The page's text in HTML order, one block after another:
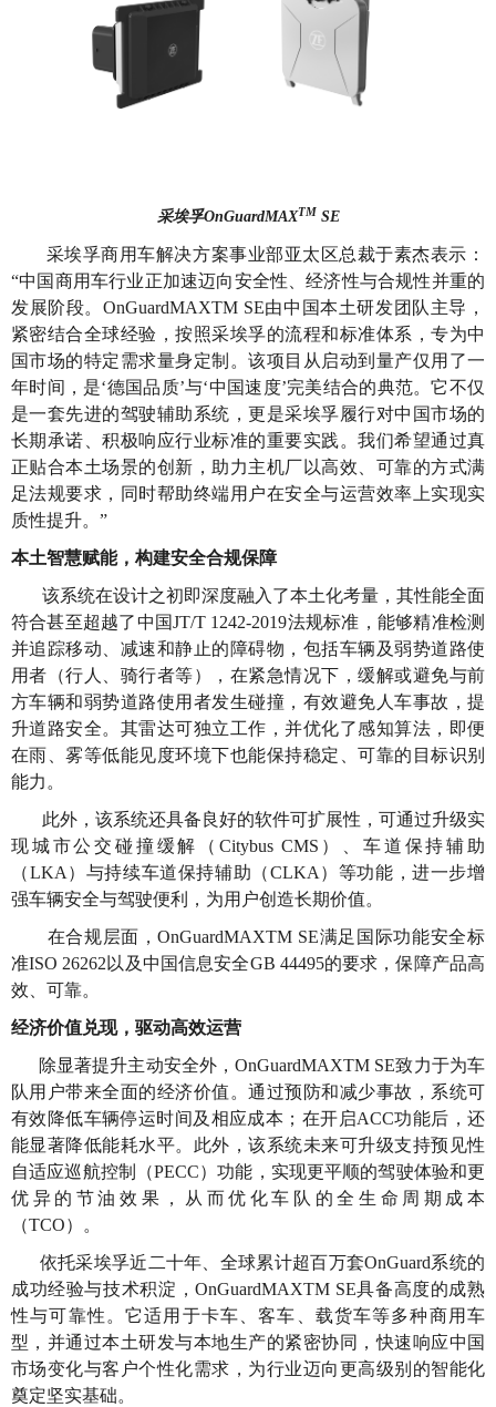
采埃孚OnGuardMAXTM SE
采埃孚商用车解决方案事业部亚太区总裁于素杰表示：
“中国商用车行业正加速迈向安全性、经济性与合规性并重的
发展阶段。OnGuardMAXTM SE由中国本土研发团队主导，
紧密结合全球经验，按照采埃孚的流程和标准体系，专为中
国市场的特定需求量身定制。该项目从启动到量产仅用了一
年时间，是‘德国品质’与‘中国速度’完美结合的典范。它不仅
是一套先进的驾驶辅助系统，更是采埃孚履行对中国市场的
长期承诺、积极响应行业标准的重要实践。我们希望通过真
正贴合本土场景的创新，助力主机厂以高效、可靠的方式满
足法规要求，同时帮助终端用户在安全与运营效率上实现实
质性提升。”
本土智慧赋能，构建安全合规保障
该系统在设计之初即深度融入了本土化考量，其性能全面
符合甚至超越了中国JT/T 1242-2019法规标准，能够精准检测
并追踪移动、减速和静止的障碍物，包括车辆及弱势道路使
用者（行人、骑行者等），在紧急情况下，缓解或避免与前
方车辆和弱势道路使用者发生碰撞，有效避免人车事故，提
升道路安全。其雷达可独立工作，并优化了感知算法，即便
在雨、雾等低能见度环境下也能保持稳定、可靠的目标识别
能力。
此外，该系统还具备良好的软件可扩展性，可通过升级实
现城市公交碰撞缓解（Citybus CMS）、车道保持辅助
（LKA）与持续车道保持辅助（CLKA）等功能，进一步增
强车辆安全与驾驶便利，为用户创造长期价值。
在合规层面，OnGuardMAXTM SE满足国际功能安全标
准ISO 26262以及中国信息安全GB 44495的要求，保障产品高
效、可靠。
经济价值兑现，驱动高效运营
除显著提升主动安全外，OnGuardMAXTM SE致力于为车
队用户带来全面的经济价值。通过预防和减少事故，系统可
有效降低车辆停运时间及相应成本；在开启ACC功能后，还
能显著降低能耗水平。此外，该系统未来可升级支持预见性
自适应巡航控制（PECC）功能，实现更平顺的驾驶体验和更
优异的节油效果，从而优化车队的全生命周期成本
（TCO）。
依托采埃孚近二十年、全球累计超百万套OnGuard系统的
成功经验与技术积淀，OnGuardMAXTM SE具备高度的成熟
性与可靠性。它适用于卡车、客车、载货车等多种商用车
型，并通过本土研发与本地生产的紧密协同，快速响应中国
市场变化与客户个性化需求，为行业迈向更高级别的智能化
奠定坚实基础。